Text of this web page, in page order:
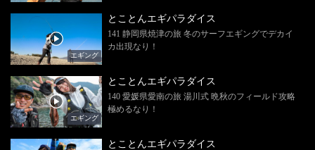
エギング
とことんエギパラダイス
141 静岡県焼津の旅 冬のサーフエギングでデカイ
カ出現なり！
エギング
とことんエギパラダイス
140 愛媛県愛南の旅 湯川式 晩秋のフィールド攻略
極めるなり！
とことんエギパラダイス